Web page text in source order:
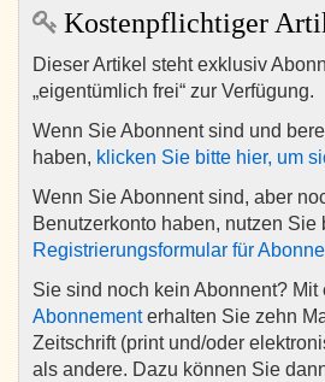
Kostenpflichtiger
Dieser Artikel steht exklusiv
„eigentümlich frei“ zur Verfügung.
Wenn Sie Abonnent sind und
haben, klicken Sie bitte hier, um
Wenn Sie Abonnent sind, aber
Benutzerkonto haben, nutzen Sie
Registrierungsformular für
Sie sind noch kein Abonnent? Mit
Abonnementerhalten Sie zehn
Zeitschrift (print und/oder
als andere. Dazu können Sie